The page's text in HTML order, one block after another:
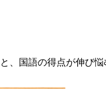
、国語の得点が伸び悩